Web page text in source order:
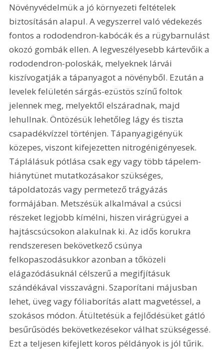
Növényvédelmük a jó környezeti feltételek
biztosításán alapul. A vegyszerrel való védekezés
fontos a rododendron-kabócák és a rügybarnulást
okozó gombák ellen. A legveszélyesebb kártevőik a
rododendron-poloskák, melyeknek lárvái
kiszívogatják a tápanyagot a növényből. Ezután a
levelek felületén sárgás-ezüstös színű foltok
jelennek meg, melyektől elszáradnak, majd
lehullnak. Öntözésük lehetőleg lágy és tiszta
csapadékvízzel történjen. Tápanyagigényük
közepes, viszont kifejezetten nitrogénigényesek.
Táplálásuk pótlása csak egy vagy több tápelem-
hiánytünet mutatkozásakor szükséges,
tápoldatozás vagy permetező trágyázás
formájában. Metszésük alkalmával a csúcsi
részeket legjobb kímélni, hiszen virágrügyei a
hajtáscsúcsokon alakulnak ki. Az idős korukra
rendszeresen bekövetkező csúnya
felkopaszodásukkor azonban a tőközeli
elágazódásuknál célszerű a megifjításuk
szándékával visszavágni. Szaporítani májusban
lehet, üveg vagy fóliaborítás alatt magvetéssel, a
szokásos módon. Átültetésük a fejlődésüket gátló
besűrűsödés bekövetkezésekor válhat szükségessé.
Ezt a teljesen kifejlett koros példányok is jól tűrik.